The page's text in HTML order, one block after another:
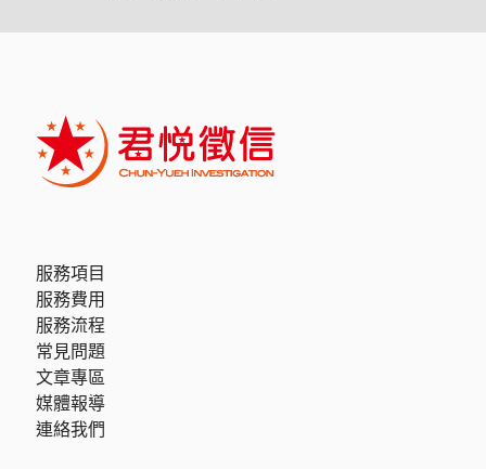
服務項目
服務費用
服務流程
常見問題
文章專區
媒體報導
連絡我們